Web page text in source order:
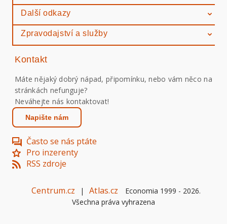
Další odkazy
Zpravodajství a služby
Kontakt
Máte nějaký dobrý nápad, připomínku, nebo vám něco na
stránkách nefunguje?
Neváhejte nás kontaktovat!
Napište nám
Často se nás ptáte
Pro inzerenty
RSS zdroje
Centrum.cz | Atlas.cz Economia 1999 - 2026.
Všechna práva vyhrazena